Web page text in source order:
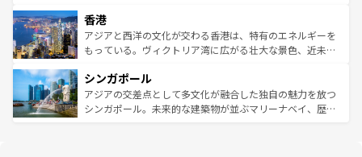
とつ。フォーやバインミー、ベトナムコーヒーなどは、ぜ
ひ現地で味わいたい。どの地域を訪れてもあたたかい人々
が旅行者を迎えてくれるので、きっと忘れられない旅にな
参照してほしい。
の活気が交差している。北部ではチェンマイなどの山岳地
帯で自然と触れ合い、南部ではプーケットやクラビの美し
いビーチでリゾート気分を楽しむことができる。タイ料理
激する。気候は一年中温暖で、どの季節にも異なる楽しみ
が待っている。親しみやすいタイの人々、仏教を中心とし
た文化、そして多様な観光資源が、訪れる旅人を魅了し続
香港
アジアと西洋の文化が交わる香港は、特有のエネルギーを
もっている。ヴィクトリア湾に広がる壮大な景色、近未来
み、どこを訪れても感動するはず。観光スポットが密集し
ており、効率よく見どころを回れるのも魅力。息をのむよ
うな絶景から文化的な体験まで、香港を存分に楽しみ尽く
シンガポール
アジアの交差点として多文化が融合した独自の魅力を放つ
シンガポール。未来的な建築物が並ぶマリーナベイ、歴史